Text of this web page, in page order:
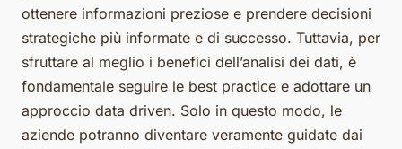
ottenere informazioni preziose e prendere decisioni
strategiche più informate e di successo. Tuttavia, per
sfruttare al meglio i benefici dell’analisi dei dati, è
fondamentale seguire le best practice e adottare un
approccio data driven. Solo in questo modo, le
aziende potranno diventare veramente guidate dai